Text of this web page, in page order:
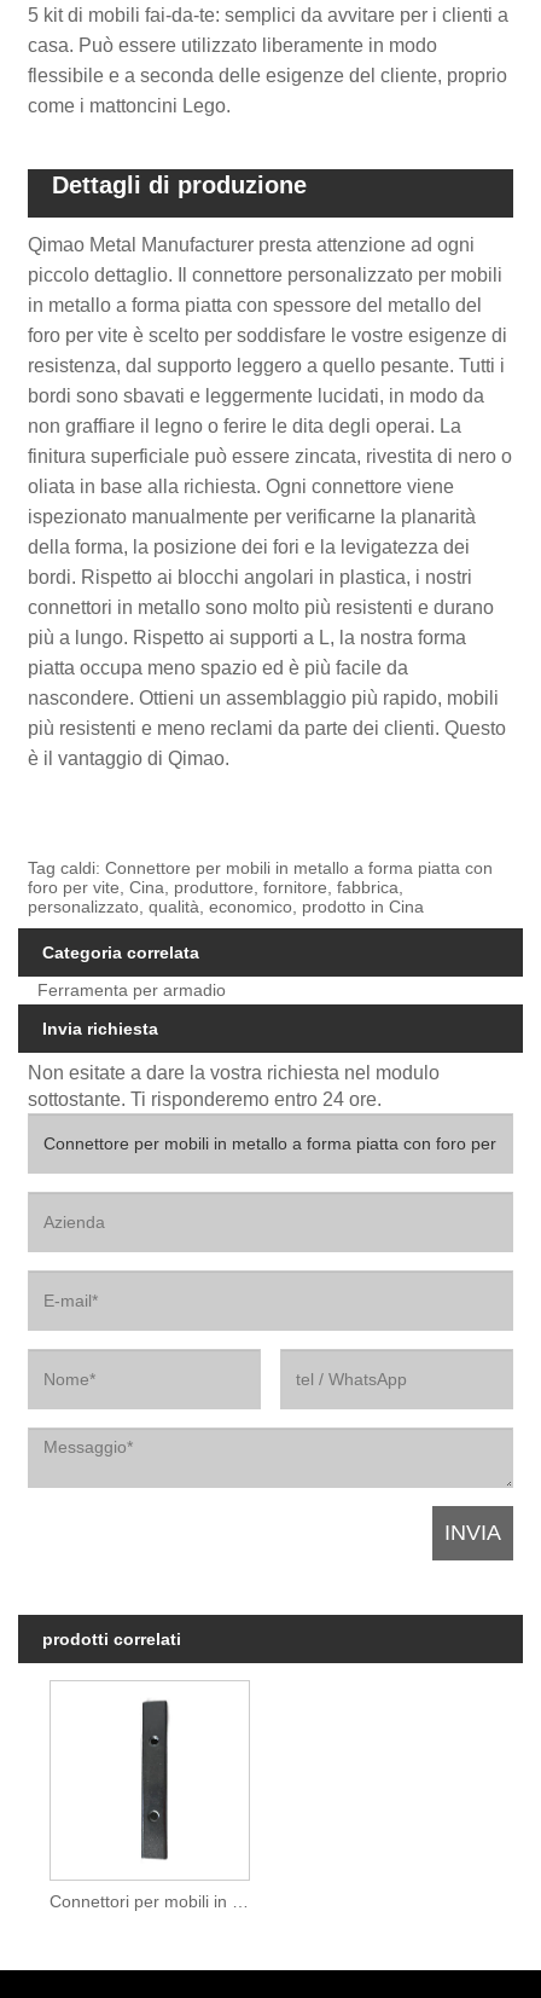
5 kit di mobili fai-da-te: semplici da avvitare per i clienti a
casa. Può essere utilizzato liberamente in modo
flessibile e a seconda delle esigenze del cliente, proprio
come i mattoncini Lego.
Dettagli di produzione
Qimao Metal Manufacturer presta attenzione ad ogni
piccolo dettaglio. Il connettore personalizzato per mobili
in metallo a forma piatta con spessore del metallo del
foro per vite è scelto per soddisfare le vostre esigenze di
resistenza, dal supporto leggero a quello pesante. Tutti i
bordi sono sbavati e leggermente lucidati, in modo da
non graffiare il legno o ferire le dita degli operai. La
finitura superficiale può essere zincata, rivestita di nero o
oliata in base alla richiesta. Ogni connettore viene
ispezionato manualmente per verificarne la planarità
della forma, la posizione dei fori e la levigatezza dei
bordi. Rispetto ai blocchi angolari in plastica, i nostri
connettori in metallo sono molto più resistenti e durano
più a lungo. Rispetto ai supporti a L, la nostra forma
piatta occupa meno spazio ed è più facile da
nascondere. Ottieni un assemblaggio più rapido, mobili
più resistenti e meno reclami da parte dei clienti. Questo
è il vantaggio di Qimao.
Tag caldi: Connettore per mobili in metallo a forma piatta con
foro per vite, Cina, produttore, fornitore, fabbrica,
personalizzato, qualità, economico, prodotto in Cina
Categoria correlata
Ferramenta per armadio
Invia richiesta
Non esitate a dare la vostra richiesta nel modulo
sottostante. Ti risponderemo entro 24 ore.
prodotti correlati